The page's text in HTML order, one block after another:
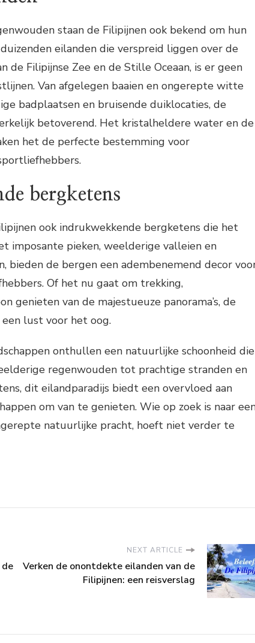
staan de Filipijnen ook bekend om hun
eilanden die verspreid liggen over de
de Filipijnse Zee en de Stille Oceaan, is er geen
Van afgelegen baaien en ongerepte witte
badplaatsen en bruisende duiklocaties, de
betoverend. Het kristalheldere water en de
het de perfecte bestemming voor
bergketens
ook indrukwekkende bergketens die het
imposante pieken, weelderige valleien en
bieden de bergen een adembenemend decor
Of het nu gaat om trekking,
genieten van de majestueuze panorama’s, de
lust voor het oog.
onthullen een natuurlijke schoonheid die
regenwouden tot prachtige stranden en
dit eilandparadijs biedt een overvloed aan
om van te genieten. Wie op zoek is naar
natuurlijke pracht, hoeft niet verder te
NEXT ARTICLE
Verken de onontdekte eilanden van de
Filipijnen: een reisverslag